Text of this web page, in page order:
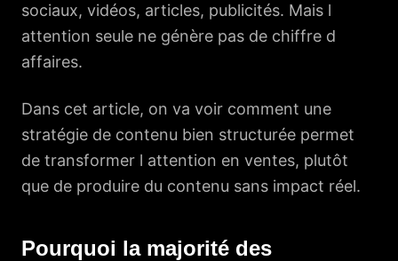
sociaux, vidéos, articles, publicités. Mais l
attention seule ne génère pas de chiffre d
affaires.
Dans cet article, on va voir comment une
stratégie de contenu bien structurée permet
de transformer l attention en ventes, plutôt
que de produire du contenu sans impact réel.
Pourquoi la majorité des